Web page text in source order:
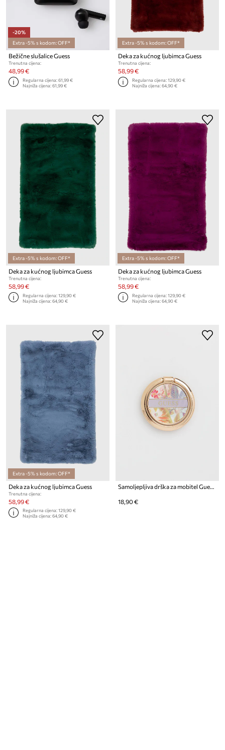
-20%
Extra -5% s kodom: OFF*
Bežične slušalice Guess
Trenutna cijena:
48,99 €
Regularna cijena:61,99 €
Najniža cijena:61,99 €
Extra -5% s kodom: OFF*
Deka za kućnog ljubimca Guess
Trenutna cijena:
58,99 €
Regularna cijena:129,90 €
Najniža cijena:64,90 €
Extra -5% s kodom: OFF*
Deka za kućnog ljubimca Guess
Trenutna cijena:
58,99 €
Regularna cijena:129,90 €
Najniža cijena:64,90 €
Extra -5% s kodom: OFF*
Deka za kućnog ljubimca Guess
Trenutna cijena:
58,99 €
Regularna cijena:129,90 €
Najniža cijena:64,90 €
Extra -5% s kodom: OFF*
Deka za kućnog ljubimca Guess
Trenutna cijena:
58,99 €
Regularna cijena:129,90 €
Najniža cijena:64,90 €
Samoljepljiva drška za mobitel Guess Uchwyt Ring Stand
18,90 €